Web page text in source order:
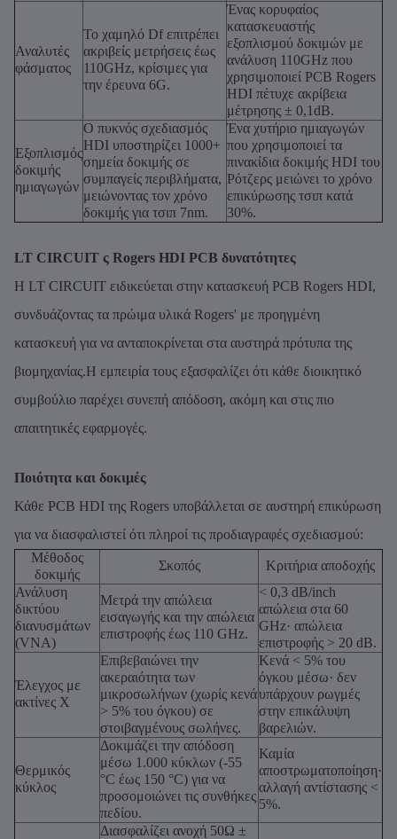
Αναλυτές
φάσματος
Το χαμηλό Df επιτρέπει
ακριβείς μετρήσεις έως
110GHz, κρίσιμες για
την έρευνα 6G.
Ένας κορυφαίος
κατασκευαστής
εξοπλισμού δοκιμών με
ανάλυση 110GHz που
χρησιμοποιεί PCB Rogers
HDI πέτυχε ακρίβεια
μέτρησης ± 0,1dB.
Εξοπλισμός
δοκιμής
ημιαγωγών
Ο πυκνός σχεδιασμός
HDI υποστηρίζει 1000+
σημεία δοκιμής σε
συμπαγείς περιβλήματα,
μειώνοντας τον χρόνο
δοκιμής για τσιπ 7nm.
Ένα χυτήριο ημιαγωγών
που χρησιμοποιεί τα
πινακίδια δοκιμής HDI του
Ρότζερς μειώνει το χρόνο
επικύρωσης τσιπ κατά
30%.
LT CIRCUIT ς Rogers HDI PCB δυνατότητες
Η LT CIRCUIT ειδικεύεται στην κατασκευή PCB Rogers HDI,
συνδυάζοντας τα πρώιμα υλικά Rogers' με προηγμένη
κατασκευή για να ανταποκρίνεται στα αυστηρά πρότυπα της
βιομηχανίας.Η εμπειρία τους εξασφαλίζει ότι κάθε διοικητικό
συμβούλιο παρέχει συνεπή απόδοση, ακόμη και στις πιο
απαιτητικές εφαρμογές.
Ποιότητα και δοκιμές
Κάθε PCB HDI της Rogers υποβάλλεται σε αυστηρή επικύρωση
για να διασφαλιστεί ότι πληροί τις προδιαγραφές σχεδιασμού:
Μέθοδος
δοκιμής
Σκοπός
Κριτήρια αποδοχής
Ανάλυση
δικτύου
διανυσμάτων
(VNA)
Μετρά την απώλεια
εισαγωγής και την απώλεια
επιστροφής έως 110 GHz.
< 0,3 dB/inch
απώλεια στα 60
GHz· απώλεια
επιστροφής > 20 dB.
Έλεγχος με
ακτίνες Χ
Επιβεβαιώνει την
ακεραιότητα των
μικροσωλήνων (χωρίς κενά
> 5% του όγκου) σε
στοιβαγμένους σωλήνες.
Κενά < 5% του
όγκου μέσω· δεν
υπάρχουν ρωγμές
στην επικάλυψη
βαρελιών.
Θερμικός
κύκλος
Δοκιμάζει την απόδοση
μέσω 1.000 κύκλων (-55
°C έως 150 °C) για να
προσομοιώνει τις συνθήκες
πεδίου.
Καμία
αποστρωματοποίηση·
αλλαγή αντίστασης <
5%.
Διασφαλίζει ανοχή 50Ω ±